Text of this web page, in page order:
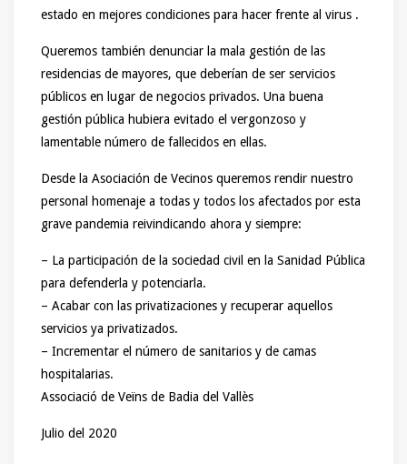
estado en mejores condiciones para hacer frente al virus .
Queremos también denunciar la mala gestión de las
residencias de mayores, que deberían de ser servicios
públicos en lugar de negocios privados. Una buena
gestión pública hubiera evitado el vergonzoso y
lamentable número de fallecidos en ellas.
Desde la Asociación de Vecinos queremos rendir nuestro
personal homenaje a todas y todos los afectados por esta
grave pandemia reivindicando ahora y siempre:
– La participación de la sociedad civil en la Sanidad Pública
para defenderla y potenciarla.
– Acabar con las privatizaciones y recuperar aquellos
servicios ya privatizados.
– Incrementar el número de sanitarios y de camas
hospitalarias.
Associació de Veïns de Badia del Vallès
Julio del 2020